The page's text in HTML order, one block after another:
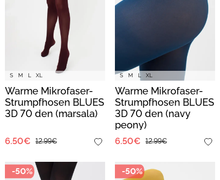
S M L XL
Warme Mikrofaser-
Strumpfhosen BLUES
3D 70 den (marsala)
6.50€ 12.99€
S M L XL
Warme Mikrofaser-
Strumpfhosen BLUES
3D 70 den (navy
peony)
6.50€ 12.99€
-50% -50%